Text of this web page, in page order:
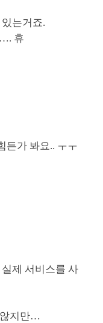
는거죠.
휴
든가 봐요.. ㅜㅜ
제 서비스를 사
않지만…